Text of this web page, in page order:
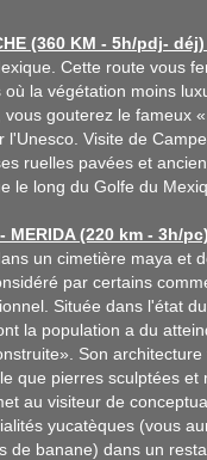
(360 KM - 5h/pdj- déj)
Cette route vous
la végétation moins
gouterez le fameux
l'Unesco. Visite de
ruelles pavées et
le long du Golfe du
MERIDA (220 km - 3h/pc)
un cimetière maya et
par certains
Située dans l'état
la population a du
Son
que pierres sculptées
au visiteur de
yucatèques (vous
de banane) dans un